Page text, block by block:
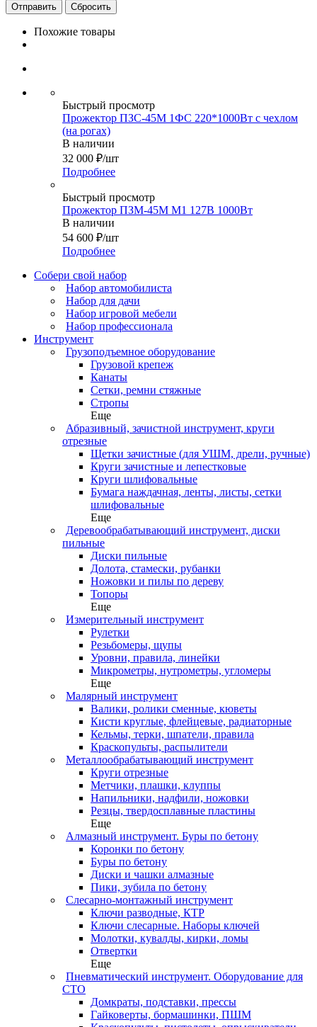
Сбросить
Похожие товары
Быстрый просмотр
Прожектор ПЗС-45М 1ФС 220*1000Вт с чехлом
(на рогах)
В наличии
32 000 ₽/шт
Подробнее
Быстрый просмотр
Прожектор ПЗМ-45М М1 127В 1000Вт
В наличии
54 600 ₽/шт
Подробнее
Собери свой набор
Набор автомобилиста
Набор для дачи
Набор игровой мебели
Набор профессионала
Инструмент
Грузоподъемное оборудование
Грузовой крепеж
Канаты
Сетки, ремни стяжные
Стропы
Еще
Абразивный, зачистной инструмент, круги
отрезные
Щетки зачистные (для УШМ, дрели, ручные)
Круги зачистные и лепестковые
Круги шлифовальные
Бумага наждачная, ленты, листы, сетки
шлифовальные
Еще
Деревообрабатывающий инструмент, диски
пильные
Диски пильные
Долота, стамески, рубанки
Ножовки и пилы по дереву
Топоры
Еще
Измерительный инструмент
Рулетки
Резьбомеры, щупы
Уровни, правила, линейки
Микрометры, нутрометры, угломеры
Еще
Малярный инструмент
Валики, ролики сменные, кюветы
Кисти круглые, флейцевые, радиаторные
Кельмы, терки, шпатели, правила
Краскопульты, распылители
Металлообрабатывающий инструмент
Круги отрезные
Метчики, плашки, клуппы
Напильники, надфили, ножовки
Резцы, твердосплавные пластины
Еще
Алмазный инструмент. Буры по бетону
Коронки по бетону
Буры по бетону
Диски и чашки алмазные
Пики, зубила по бетону
Слесарно-монтажный инструмент
Ключи разводные, КТР
Ключи слесарные. Наборы ключей
Молотки, кувалды, кирки, ломы
Отвертки
Еще
Пневматический инструмент. Оборудование для
СТО
Домкраты, подставки, прессы
Гайковерты, бормашинки, ПШМ